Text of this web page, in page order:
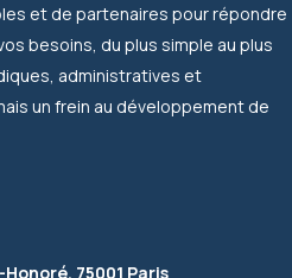
et de partenaires pour répondre
besoins, du plus simple au plus
administratives et
un frein au développement de
75001 Paris